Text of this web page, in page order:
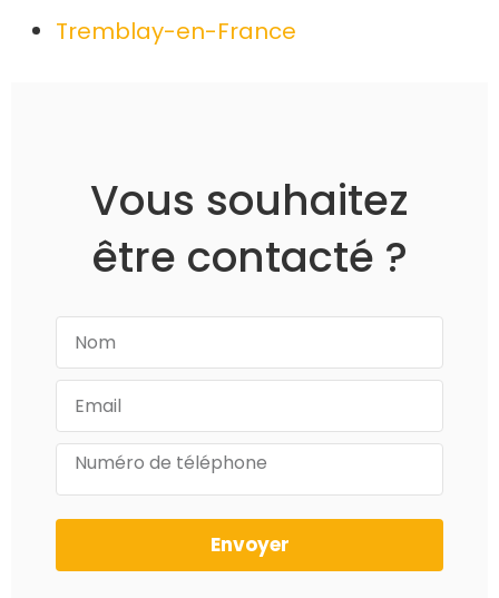
Tremblay-en-France
Vous souhaitez
être contacté ?
Envoyer